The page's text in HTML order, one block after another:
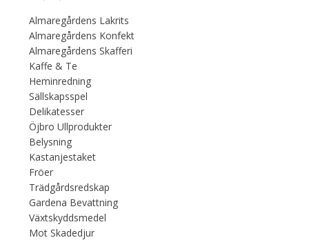
Almaregårdens Lakrits
Almaregårdens Konfekt
Almaregårdens Skafferi
Kaffe & Te
Heminredning
Sällskapsspel
Delikatesser
Öjbro Ullprodukter
Belysning
Kastanjestaket
Fröer
Trädgårdsredskap
Gardena Bevattning
Växtskyddsmedel
Mot Skadedjur